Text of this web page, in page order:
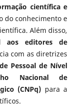
científica e
do conhecimento e
Além disso,
aos editores de
com as diretrizes
Pessoal de Nível
Nacional de
(CNPq) para a